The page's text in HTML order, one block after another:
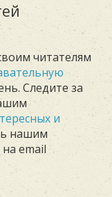
читателям
Следите за
и
нашим
email